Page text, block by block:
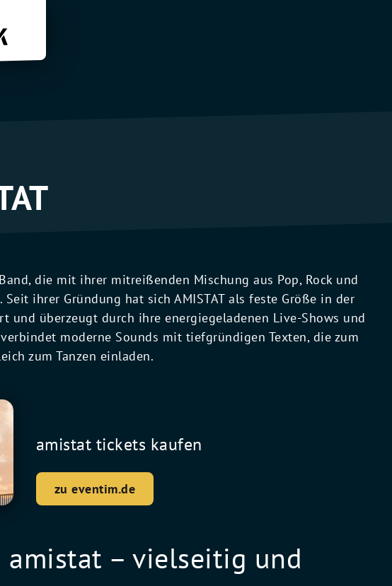
die mit ihrer mitreißenden Mischung aus Pop, Rock und
ihrer Gründung hat sich AMISTAT als feste Größe in der
und überzeugt durch ihre energiegeladenen Live-Shows und
moderne Sounds mit tiefgründigen Texten, die zum
zum Tanzen einladen.
amistat tickets kaufen
zu eventim.de
amistat – vielseitig und